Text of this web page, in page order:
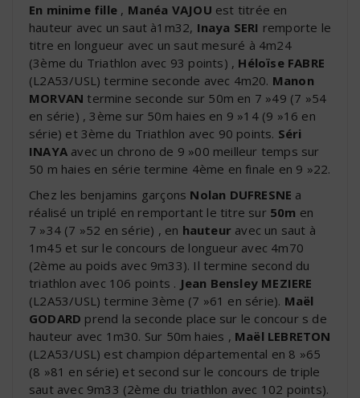
En minime fille , Manéa VAJOU est titrée en
hauteur avec un saut à1m32, Inaya SERI remporte le
titre en longueur avec un saut mesuré à 4m24
(3ème du Triathlon avec 93 points) , Héloïse FABRE
(L2A53/USL) termine seconde avec 4m20. Manon
MORVAN termine seconde sur 50m en 7 »49 (7 »54
en série) , 3ème sur 50m haies en 9 »14 (9 »16 en
série) et 3ème du Triathlon avec 90 points. Séri
INAYA avec un chrono de 9 »00 meilleur temps sur
50 m haies en série termine 4ème en finale en 9 »22.
Chez les benjamins garçons Nolan DUFRESNE a
réalisé un triplé en remportant le titre sur 50m en
7 »34 (7 »52 en série) , en hauteur avec un saut à
1m45 et sur le concours de longueur avec 4m70
(2ème au poids avec 9m33). Il termine second du
triathlon avec 106 points . Jean Bensley MEZIERE
(L2A53/USL) termine 3ème (7 »61 en série). Maël
GODARD prend la seconde place sur le concour s de
hauteur avec 1m30. Sur 50m haies , Maël LEBRETON
(L2A53/USL) est champion départemental en 8 »65
(8 »81 en série) et second sur le concours de triple
saut avec 9m33 (2ème du triathlon avec 102 points).